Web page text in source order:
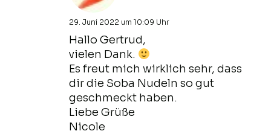
29. Juni 2022 um 10:09 Uhr
Hallo Gertrud,
vielen Dank.
Es freut mich wirklich sehr, dass
dir die Soba Nudeln so gut
geschmeckt haben.
Liebe Grüße
Nicole